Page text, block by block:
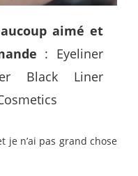
aimé et
: Eyeliner
Black Liner
je n’ai pas grand chose